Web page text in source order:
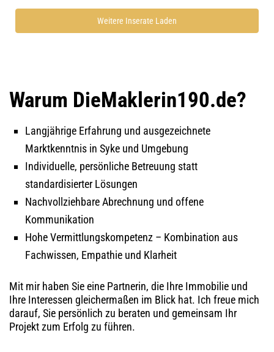
Weitere Inserate Laden
Warum DieMaklerin190.de?
Langjährige Erfahrung und ausgezeichnete
Marktkenntnis in Syke und Umgebung
Individuelle, persönliche Betreuung statt
standardisierter Lösungen
Nachvollziehbare Abrechnung und offene
Kommunikation
Hohe Vermittlungskompetenz – Kombination aus
Fachwissen, Empathie und Klarheit
Mit mir haben Sie eine Partnerin, die Ihre Immobilie und
Ihre Interessen gleichermaßen im Blick hat. Ich freue mich
darauf, Sie persönlich zu beraten und gemeinsam Ihr
Projekt zum Erfolg zu führen.